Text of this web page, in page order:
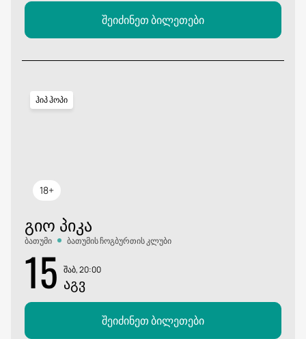
შეიძინეთ ბილეთები
18+
ჰიპ ჰოპი
ᲒᲘᲝ ᲞᲘᲙᲐ
ბათუმი ბათუმის ჩოგბურთის კლუბი
15 შაბ, 20:00
ᲐᲒᲕ
შეიძინეთ ბილეთები